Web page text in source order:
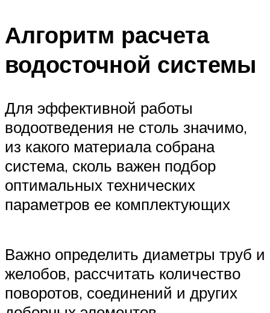
Алгоритм расчета
водосточной системы
Для эффективной работы
водоотведения не столь значимо,
из какого материала собрана
система, сколь важен подбор
оптимальных технических
параметров ее комплектующих
Важно определить диаметры труб и
желобов, рассчитать количество
поворотов, соединений и других